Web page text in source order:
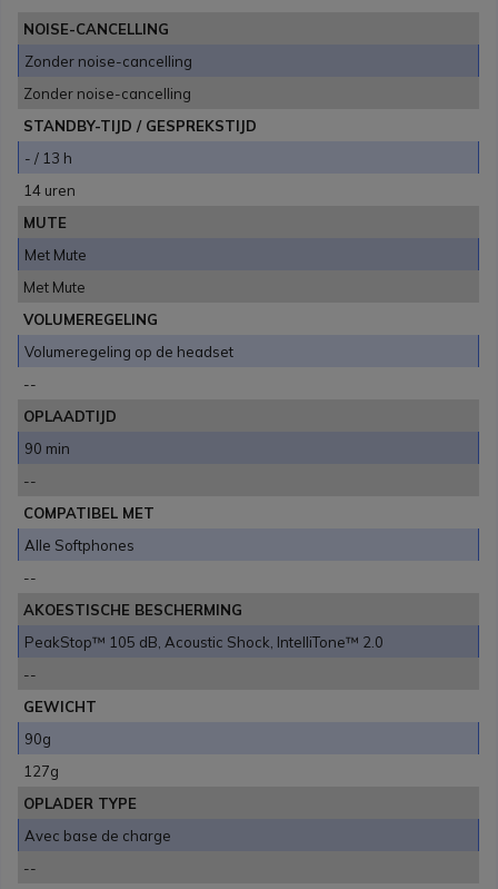
NOISE-CANCELLING
Zonder noise-cancelling
Zonder noise-cancelling
STANDBY-TIJD / GESPREKSTIJD
- / 13 h
14 uren
MUTE
Met Mute
Met Mute
VOLUMEREGELING
Volumeregeling op de headset
--
OPLAADTIJD
90 min
--
COMPATIBEL MET
Alle Softphones
--
AKOESTISCHE BESCHERMING
PeakStop™ 105 dB, Acoustic Shock, IntelliTone™ 2.0
--
GEWICHT
90g
127g
OPLADER TYPE
Avec base de charge
--